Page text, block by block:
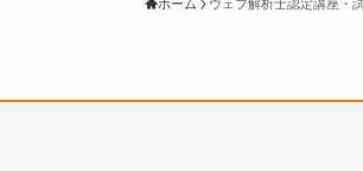
ホーム ウェブ解析士認定講座・